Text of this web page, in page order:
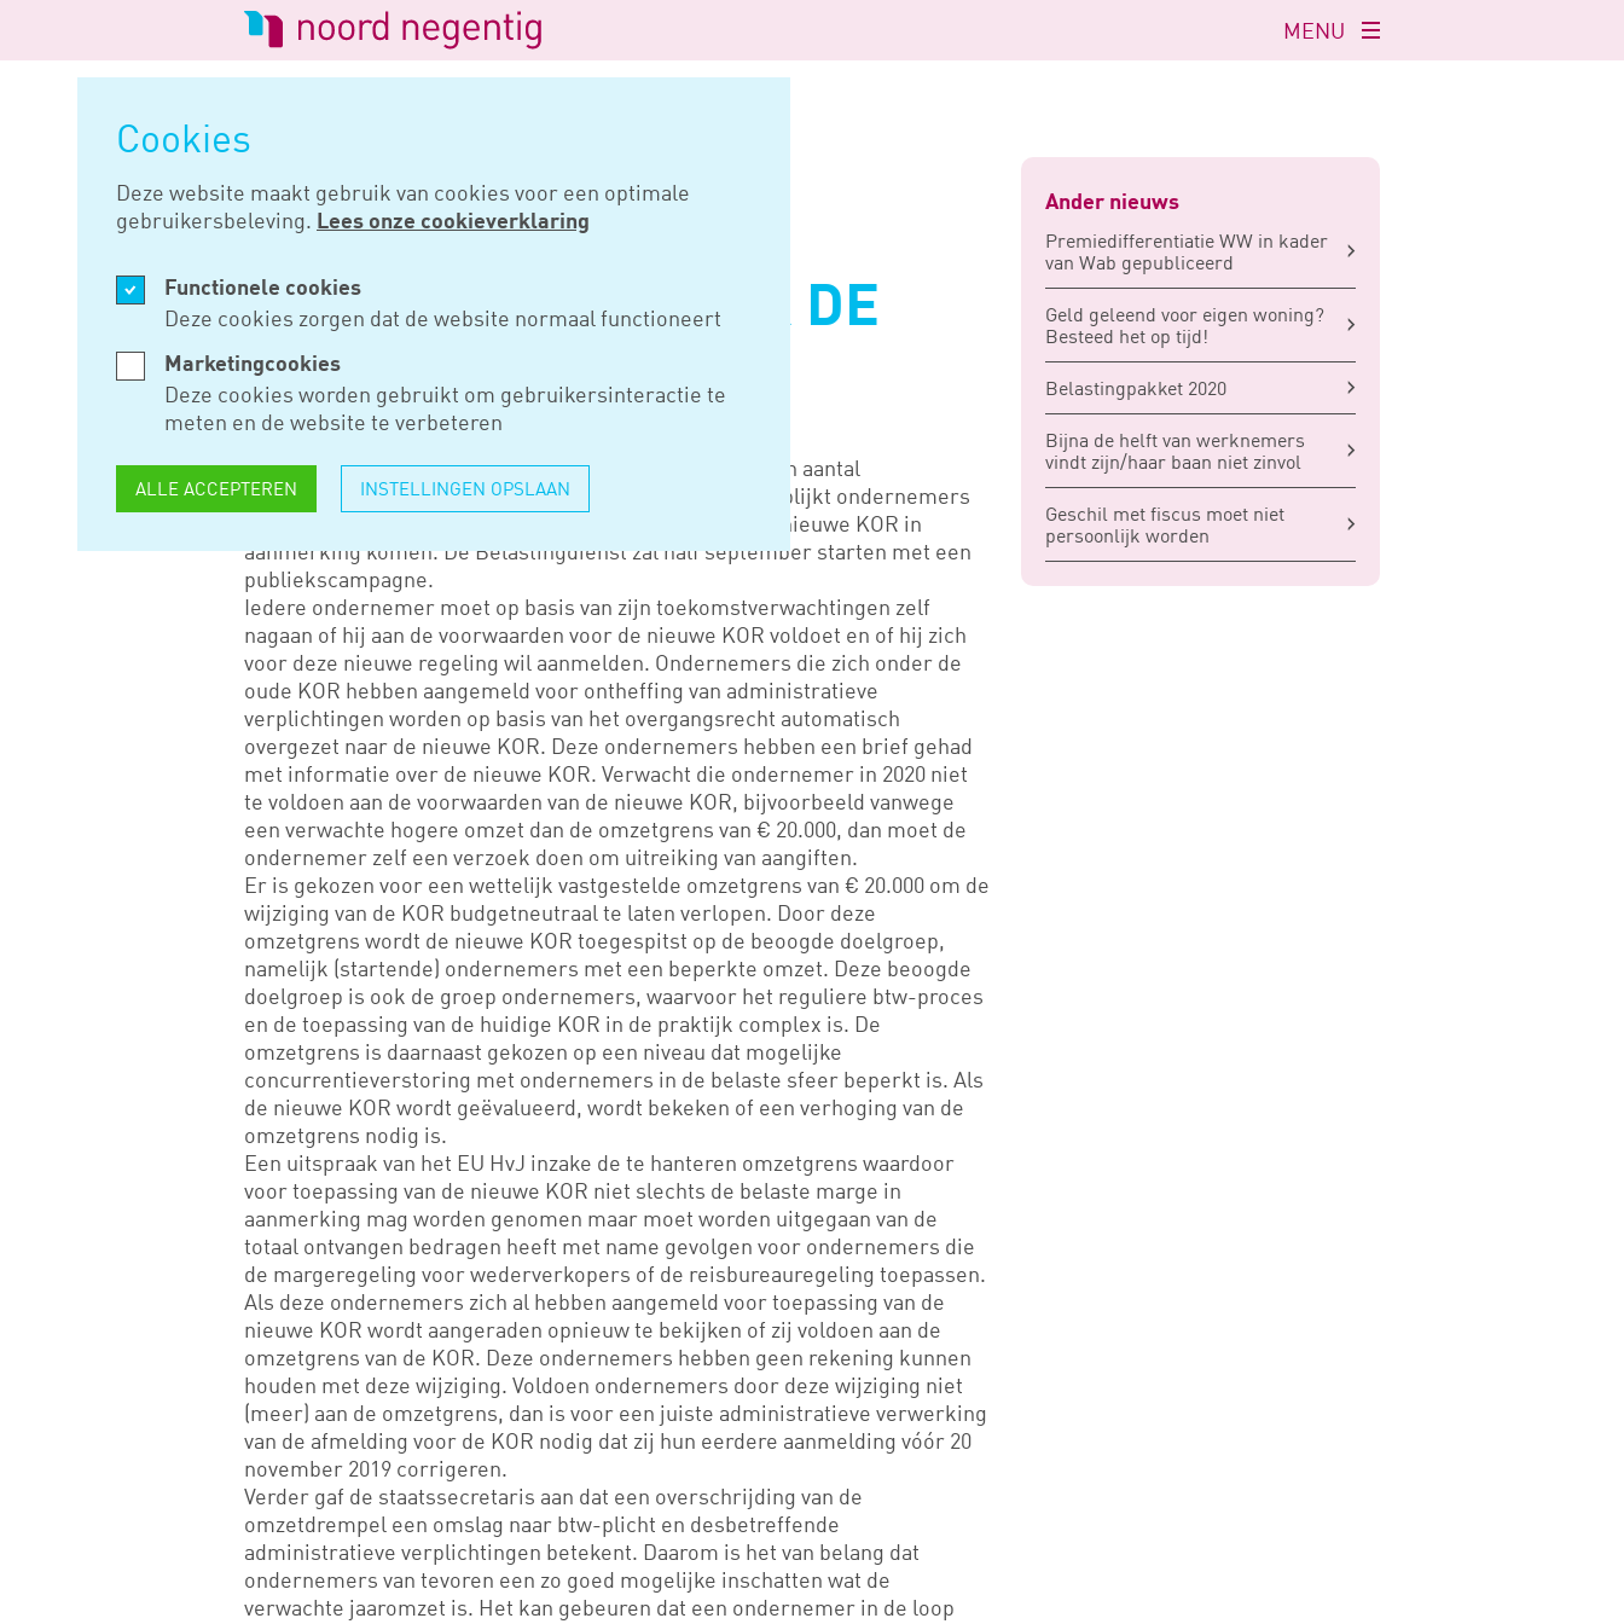
Cookies
Deze website maakt gebruik van cookies voor een optimale
gebruikersbeleving. Lees onze cookieverklaring
Functionele cookies
Deze cookies zorgen dat de website normaal functioneert
Marketingcookies
Deze cookies worden gebruikt om gebruikersinteractie te
meten en de website te verbeteren
ALLE ACCEPTEREN INSTELLINGEN OPSLAAN
Logo
van
Noord
Negentig
Navigatie
openen
MENU
SEP 23, 2019
NIEUWE KOR ONDER DE
AANDACHT
De dag voor Prinsjesdag heeft de staatsecretaris nog een aantal
Kamervragen beantwoord over de nieuwe KOR. Hieruit blijkt ondernemers
vooral zelf een inschatting moeten maken of zij voor de nieuwe KOR in
aanmerking komen. De Belastingdienst zal half september starten met een
publiekscampagne.
Iedere ondernemer moet op basis van zijn toekomstverwachtingen zelf
nagaan of hij aan de voorwaarden voor de nieuwe KOR voldoet en of hij zich
voor deze nieuwe regeling wil aanmelden. Ondernemers die zich onder de
oude KOR hebben aangemeld voor ontheffing van administratieve
verplichtingen worden op basis van het overgangsrecht automatisch
overgezet naar de nieuwe KOR. Deze ondernemers hebben een brief gehad
met informatie over de nieuwe KOR. Verwacht die ondernemer in 2020 niet
te voldoen aan de voorwaarden van de nieuwe KOR, bijvoorbeeld vanwege
een verwachte hogere omzet dan de omzetgrens van € 20.000, dan moet de
ondernemer zelf een verzoek doen om uitreiking van aangiften.
Er is gekozen voor een wettelijk vastgestelde omzetgrens van € 20.000 om de
wijziging van de KOR budgetneutraal te laten verlopen. Door deze
omzetgrens wordt de nieuwe KOR toegespitst op de beoogde doelgroep,
namelijk (startende) ondernemers met een beperkte omzet. Deze beoogde
doelgroep is ook de groep ondernemers, waarvoor het reguliere btw-proces
en de toepassing van de huidige KOR in de praktijk complex is. De
omzetgrens is daarnaast gekozen op een niveau dat mogelijke
concurrentieverstoring met ondernemers in de belaste sfeer beperkt is. Als
de nieuwe KOR wordt geëvalueerd, wordt bekeken of een verhoging van de
omzetgrens nodig is.
Een uitspraak van het EU HvJ inzake de te hanteren omzetgrens waardoor
voor toepassing van de nieuwe KOR niet slechts de belaste marge in
aanmerking mag worden genomen maar moet worden uitgegaan van de
totaal ontvangen bedragen heeft met name gevolgen voor ondernemers die
de margeregeling voor wederverkopers of de reisbureauregeling toepassen.
Als deze ondernemers zich al hebben aangemeld voor toepassing van de
nieuwe KOR wordt aangeraden opnieuw te bekijken of zij voldoen aan de
omzetgrens van de KOR. Deze ondernemers hebben geen rekening kunnen
houden met deze wijziging. Voldoen ondernemers door deze wijziging niet
(meer) aan de omzetgrens, dan is voor een juiste administratieve verwerking
van de afmelding voor de KOR nodig dat zij hun eerdere aanmelding vóór 20
november 2019 corrigeren.
Verder gaf de staatssecretaris aan dat een overschrijding van de
omzetdrempel een omslag naar btw-plicht en desbetreffende
administratieve verplichtingen betekent. Daarom is het van belang dat
ondernemers van tevoren een zo goed mogelijke inschatten wat de
verwachte jaaromzet is. Het kan gebeuren dat een ondernemer in de loop
Ander nieuws
Premiedifferentiatie WW in kader
van Wab gepubliceerd
Geld geleend voor eigen woning?
Besteed het op tijd!
Belastingpakket 2020
Bijna de helft van werknemers
vindt zijn/haar baan niet zinvol
Geschil met fiscus moet niet
persoonlijk worden